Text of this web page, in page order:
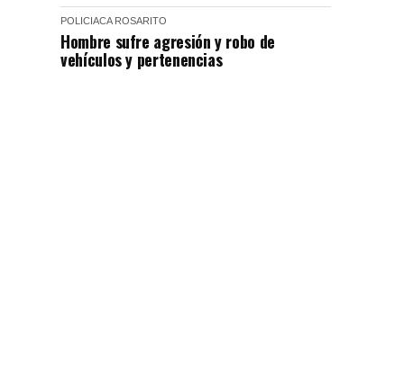
POLICIACA ROSARITO
Hombre sufre agresión y robo de
vehículos y pertenencias